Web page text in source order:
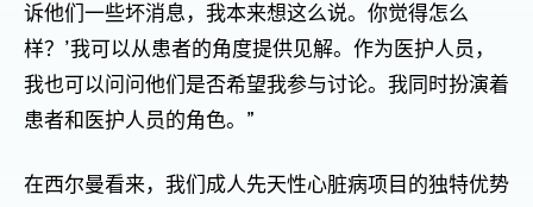
诉他们一些坏消息，我本来想这么说。你觉得怎么
样？’我可以从患者的角度提供见解。作为医护人员，
我也可以问问他们是否希望我参与讨论。我同时扮演着
患者和医护人员的角色。”
在西尔曼看来，我们成人先天性心脏病项目的独特优势